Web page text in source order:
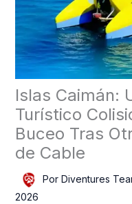
Islas Caimán:
Turístico
Buceo Tras
de Cable
Por Diventures
2026